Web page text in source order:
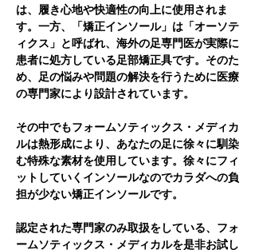
は、履き心地や快適性の向上に使用されま
す。一方、「矯正インソール」は「オーソテ
ィクス」と呼ばれ、海外の足専門医が実際に
患者に処方している足部矯正具です。そのた
め、足の悩みや問題の解決を行うために医療
の専門家により設計されています。
その中でもフォームソティックス・メディカ
ルは熱形成により、あなたの足に徐々に馴染
む特殊な素材を使用しています。徐々にフィ
ットしていくインソールなのでカラダへの負
担が少ない矯正インソールです。
認定された専門家のみ取扱をしている、フォ
ームソティックス・メディカルを是非お試し